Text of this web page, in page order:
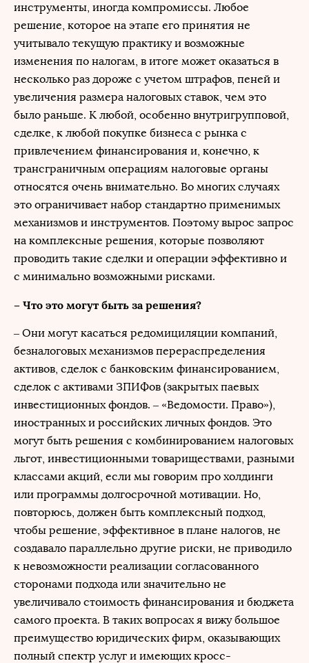
инструменты, иногда компромиссы. Любое
решение, которое на этапе его принятия не
учитывало текущую практику и возможные
изменения по налогам, в итоге может оказаться в
несколько раз дороже с учетом штрафов, пеней и
увеличения размера налоговых ставок, чем это
было раньше. К любой, особенно внутригрупповой,
сделке, к любой покупке бизнеса с рынка с
привлечением финансирования и, конечно, к
трансграничным операциям налоговые органы
относятся очень внимательно. Во многих случаях
это ограничивает набор стандартно применимых
механизмов и инструментов. Поэтому вырос запрос
на комплексные решения, которые позволяют
проводить такие сделки и операции эффективно и
с минимально возможными рисками.
– Что это могут быть за решения?
– Они могут касаться редомициляции компаний,
безналоговых механизмов перераспределения
активов, сделок с банковским финансированием,
сделок с активами ЗПИФов (закрытых паевых
инвестиционных фондов. – «Ведомости. Право»),
иностранных и российских личных фондов. Это
могут быть решения с комбинированием налоговых
льгот, инвестиционными товариществами, разными
классами акций, если мы говорим про холдинги
или программы долгосрочной мотивации. Но,
повторюсь, должен быть комплексный подход,
чтобы решение, эффективное в плане налогов, не
создавало параллельно другие риски, не приводило
к невозможности реализации согласованного
сторонами подхода или значительно не
увеличивало стоимость финансирования и бюджета
самого проекта. В таких вопросах я вижу большое
преимущество юридических фирм, оказывающих
полный спектр услуг и имеющих кросс-